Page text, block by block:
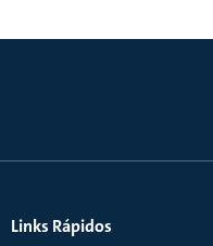
Links Rápidos